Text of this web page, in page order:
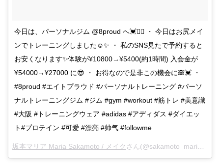
今日は、パーソナルジム @8proud へ💓🏋️‍♂️ ・ 今日はお尻メイ
ンでトレーニングしました☺✨ ・ 私のSNS見たで予約すると
お安くなります✨体験が¥10800→¥5400(約1時間) 入会金が
¥54000→¥27000 に😎 ・ お得なので是非この機会に🙈💓 ・
#8proud #エイトプラウド #パーソナルトレーニング #パーソ
ナルトレーニングジム #ジム #gym #workout #筋トレ #美意識
#大阪 #トレーニングウェア #adidas #アディダス #ダイエッ
ト#プロテイン #可爱 #漂亮 #帅气 #followme
坂本マリア Maria Sakamoto / メイク さん(@sakamoto_maria)がシェアした投稿 –